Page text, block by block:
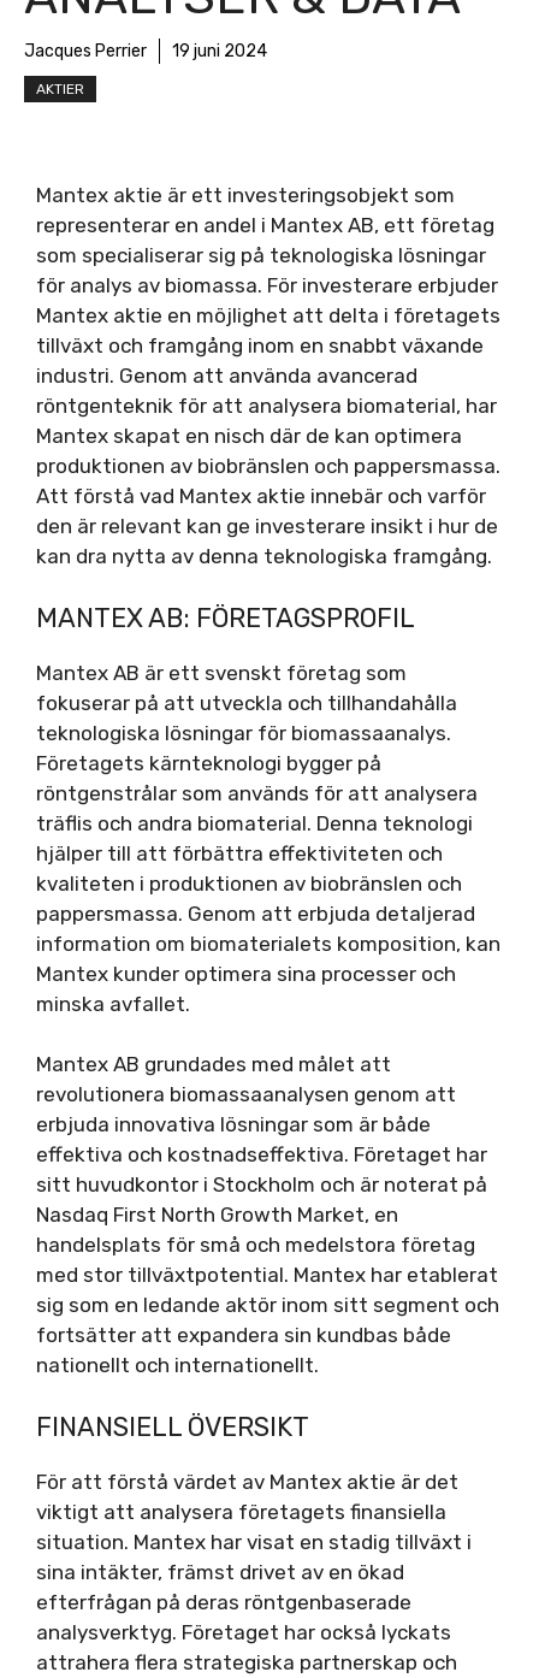
Jacques Perrier 19 juni 2024
AKTIER
Mantex aktie är ett investeringsobjekt som
representerar en andel i Mantex AB, ett företag
som specialiserar sig på teknologiska lösningar
för analys av biomassa. För investerare erbjuder
Mantex aktie en möjlighet att delta i företagets
tillväxt och framgång inom en snabbt växande
industri. Genom att använda avancerad
röntgenteknik för att analysera biomaterial, har
Mantex skapat en nisch där de kan optimera
produktionen av biobränslen och pappersmassa.
Att förstå vad Mantex aktie innebär och varför
den är relevant kan ge investerare insikt i hur de
kan dra nytta av denna teknologiska framgång.
MANTEX AB: FÖRETAGSPROFIL
Mantex AB är ett svenskt företag som
fokuserar på att utveckla och tillhandahålla
teknologiska lösningar för biomassaanalys.
Företagets kärnteknologi bygger på
röntgenstrålar som används för att analysera
träflis och andra biomaterial. Denna teknologi
hjälper till att förbättra effektiviteten och
kvaliteten i produktionen av biobränslen och
pappersmassa. Genom att erbjuda detaljerad
information om biomaterialets komposition, kan
Mantex kunder optimera sina processer och
minska avfallet.
Mantex AB grundades med målet att
revolutionera biomassaanalysen genom att
erbjuda innovativa lösningar som är både
effektiva och kostnadseffektiva. Företaget har
sitt huvudkontor i Stockholm och är noterat på
Nasdaq First North Growth Market, en
handelsplats för små och medelstora företag
med stor tillväxtpotential. Mantex har etablerat
sig som en ledande aktör inom sitt segment och
fortsätter att expandera sin kundbas både
nationellt och internationellt.
FINANSIELL ÖVERSIKT
För att förstå värdet av Mantex aktie är det
viktigt att analysera företagets finansiella
situation. Mantex har visat en stadig tillväxt i
sina intäkter, främst drivet av en ökad
efterfrågan på deras röntgenbaserade
analysverktyg. Företaget har också lyckats
attrahera flera strategiska partnerskap och